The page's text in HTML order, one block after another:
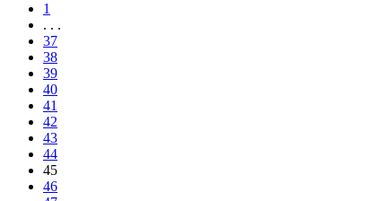
1
. . .
37
38
39
40
41
42
43
44
45
46